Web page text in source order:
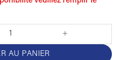
AU PANIER